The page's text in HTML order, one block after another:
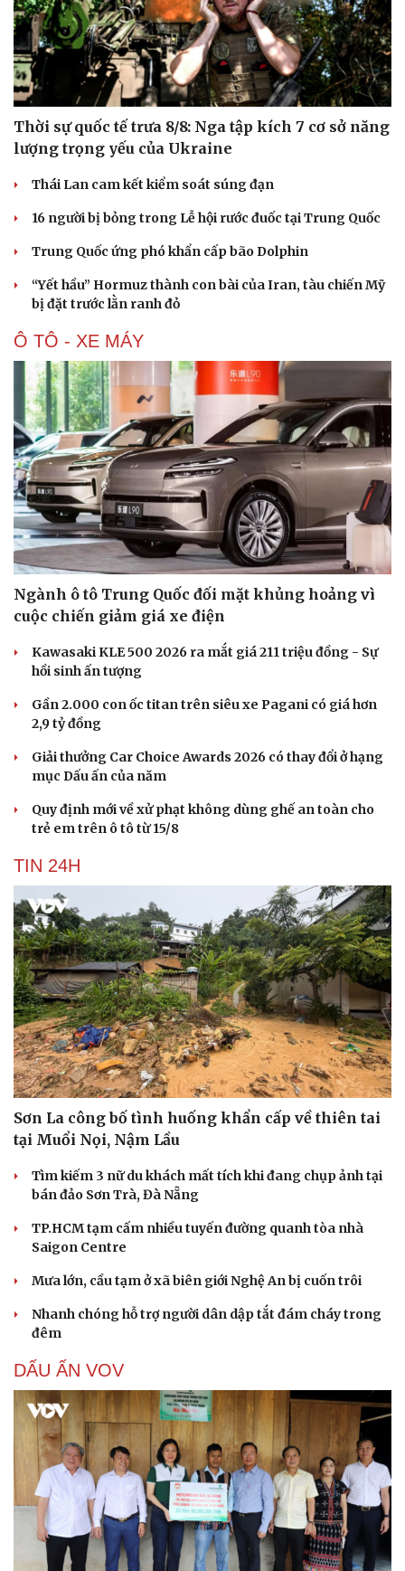
Sân khấu - Điện ảnh
Âm nhạc
Di sản
Giải trí
Nghệ sĩ
Sao Việt
Du lịch
Tư vấn
Săn Tour
Podcast
Câu chuyện thời sự
Thời sự quốc tế trưa 8/8: Nga tập kích 7 cơ sở năng
lượng trọng yếu của Ukraine
Thái Lan cam kết kiểm soát súng đạn
16 người bị bỏng trong Lễ hội rước đuốc tại Trung Quốc
Trung Quốc ứng phó khẩn cấp bão Dolphin
“Yết hầu” Hormuz thành con bài của Iran, tàu chiến Mỹ
bị đặt trước lằn ranh đỏ
Ô TÔ - XE MÁY
Ngành ô tô Trung Quốc đối mặt khủng hoảng vì
cuộc chiến giảm giá xe điện
Kawasaki KLE 500 2026 ra mắt giá 211 triệu đồng - Sự
hồi sinh ấn tượng
Gần 2.000 con ốc titan trên siêu xe Pagani có giá hơn
2,9 tỷ đồng
Giải thưởng Car Choice Awards 2026 có thay đổi ở hạng
mục Dấu ấn của năm
Quy định mới về xử phạt không dùng ghế an toàn cho
trẻ em trên ô tô từ 15/8
TIN 24H
Sơn La công bố tình huống khẩn cấp về thiên tai
tại Muổi Nọi, Nậm Lầu
Tìm kiếm 3 nữ du khách mất tích khi đang chụp ảnh tại
bán đảo Sơn Trà, Đà Nẵng
TP.HCM tạm cấm nhiều tuyến đường quanh tòa nhà
Saigon Centre
Mưa lớn, cầu tạm ở xã biên giới Nghệ An bị cuốn trôi
Nhanh chóng hỗ trợ người dân dập tắt đám cháy trong
đêm
DẤU ẤN VOV